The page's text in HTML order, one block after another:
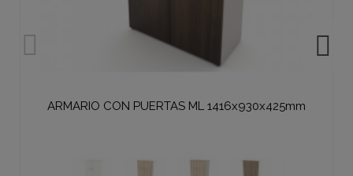
ARMARIO CON PUERTAS ML 1416x930x425mm